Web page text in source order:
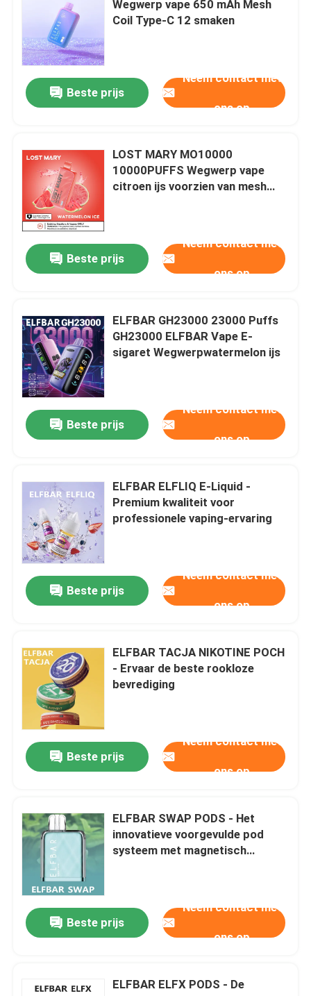
Producten
Videos
Over ons
Kwaliteitscontrole
Contacteer ons
Vraag een offerte aan
ELFBAR Vape
MOTI Dampen
Geekbar vape
Uwell Vape
PEAKBAR damp
Fumot Vape
HQD VAPE
Wegwerp vape 650 mAh Mesh
Coil Type-C 12 smaken
Beste prijs
Neem contact met
ons op
LOST MARY MO10000
10000PUFFS Wegwerp vape
citroen ijs voorzien van mesh
Beste prijs
Neem contact met
ons op
ELFBAR GH23000 23000 Puffs
GH23000 ELFBAR Vape E-
sigaret Wegwerpwatermelon ijs
Beste prijs
Neem contact met
ons op
ELFBAR ELFLIQ E-Liquid -
Premium kwaliteit voor
professionele vaping-ervaring
Beste prijs
Neem contact met
ons op
ELFBAR TACJA NIKOTINE POCH
- Ervaar de beste rookloze
bevrediging
Beste prijs
Neem contact met
ons op
ELFBAR SWAP PODS - Het
innovatieve voorgevulde pod
systeem met magnetisch
Beste prijs
Neem contact met
ons op
ELFBAR ELFX PODS - De